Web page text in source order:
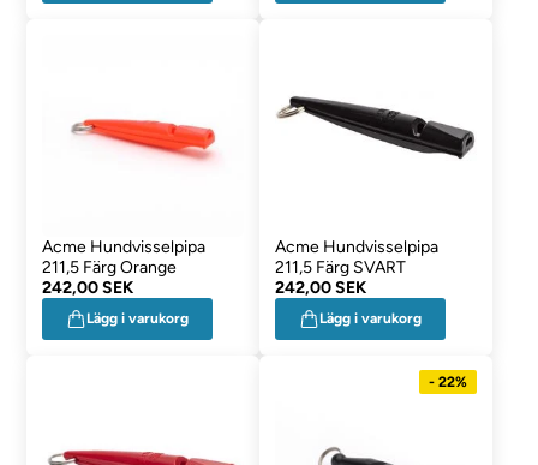
Acme Hundvisselpipa
211,5 Färg Orange
242,00 SEK
Lägg i varukorg
Acme Hundvisselpipa
211,5 Färg SVART
242,00 SEK
Lägg i varukorg
- 22%